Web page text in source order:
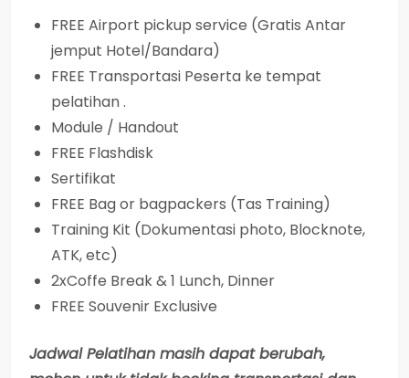
FREE Airport pickup service (Gratis Antar
jemput Hotel/Bandara)
FREE Transportasi Peserta ke tempat
pelatihan .
Module / Handout
FREE Flashdisk
Sertifikat
FREE Bag or bagpackers (Tas Training)
Training Kit (Dokumentasi photo, Blocknote,
ATK, etc)
2xCoffe Break & 1 Lunch, Dinner
FREE Souvenir Exclusive
Jadwal Pelatihan masih dapat berubah,